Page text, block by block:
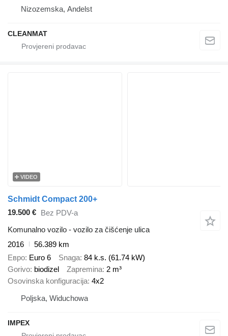
Nizozemska, Andelst
CLEANMAT
VIDEO
Schmidt Compact 200+
19.500 € Bez PDV-a
Komunalno vozilo - vozilo za čišćenje ulica
2016
56.389 km
Евро Euro 6 Snaga 84 k.s. (61.74 kW)
Gorivo biodizel Zapremina 2 m³
Osovinska konfiguracija 4x2
Poljska, Widuchowa
IMPEX